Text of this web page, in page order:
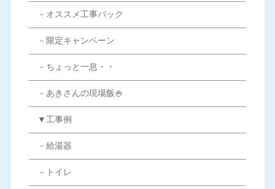
－オススメ工事パック
－限定キャンペーン
－ちょっと一息・・
－あきさんの現場飯🍚
▼工事例
－給湯器
－トイレ